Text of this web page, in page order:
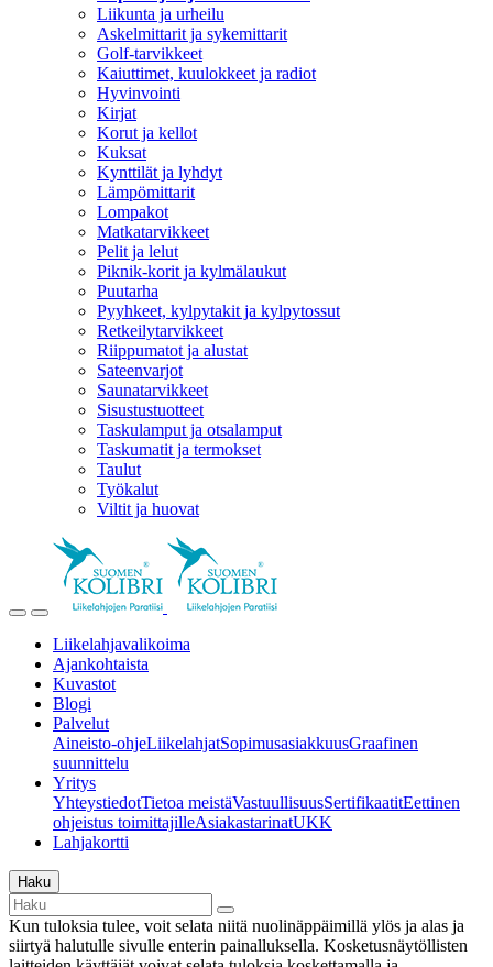
Liikunta ja urheilu
Askelmittarit ja sykemittarit
Golf-tarvikkeet
Kaiuttimet, kuulokkeet ja radiot
Hyvinvointi
Kirjat
Korut ja kellot
Kuksat
Kynttilät ja lyhdyt
Lämpömittarit
Lompakot
Matkatarvikkeet
Pelit ja lelut
Piknik-korit ja kylmälaukut
Puutarha
Pyyhkeet, kylpytakit ja kylpytossut
Retkeilytarvikkeet
Riippumatot ja alustat
Sateenvarjot
Saunatarvikkeet
Sisustustuotteet
Taskulamput ja otsalamput
Taskumatit ja termokset
Taulut
Työkalut
Viltit ja huovat
Liikelahjavalikoima
Ajankohtaista
Kuvastot
Blogi
Palvelut
Aineisto-ohjeLiikelahjatSopimusasiakkuusGraafinen
suunnittelu
Yritys
YhteystiedotTietoa meistäVastuullisuusSertifikaatitEettinen
ohjeistus toimittajilleAsiakastarinatUKK
Lahjakortti
Haku
Kun tuloksia tulee, voit selata niitä nuolinäppäimillä ylös ja alas ja
siirtyä halutulle sivulle enterin painalluksella. Kosketusnäytöllisten